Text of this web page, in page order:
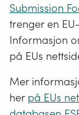
Postboks
7485
Søknaden
Submission
trenger en
Informasjon
på EUs
Mer
her på EUs